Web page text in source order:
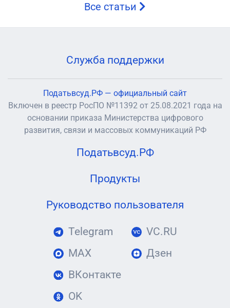
Все статьи
Служба поддержки
Податьвсуд.РФ — официальный сайт
Включен в реестр РосПО №11392 от 25.08.2021 года на
основании приказа Министерства цифрового
развития, связи и массовых коммуникаций РФ
Податьвсуд.РФ
Продукты
Руководство пользователя
Telegram
MAX
ВКонтакте
OK
VC.RU
Дзен